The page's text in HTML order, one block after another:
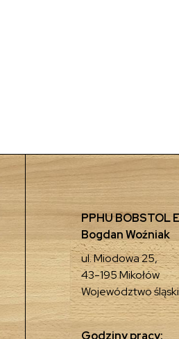
PPHU BOBSTOL
Bogdan Woźniak
ul. Miodowa 25,
43-195 Mikołów
Województwo
Godziny pracy: